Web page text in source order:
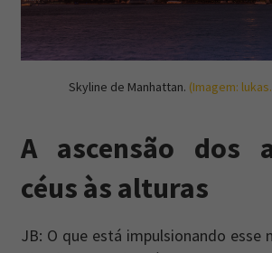
Skyline de Manhattan. (Imagem:
A ascensão dos
céus às alturas
JB: O que está impulsionando esse